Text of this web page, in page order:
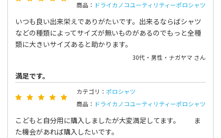
商品： ドライカノコユーティリティーポロシャツ
いつも良い出来栄えでありがたいです。出来るならばシャツ
などの種類によってサイズが無いものがあるのでもっと全種
類に大きいサイズあると助かります。
30代・男性・ナガヤマ さん
満足です。
カテゴリ： ポロシャツ
商品： ドライカノコユーティリティーポロシャツ
こどもと自分用に購入しましたが大変満足してます。 ま
た機会があれば購入したいです。